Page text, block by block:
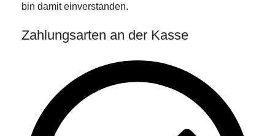
bin damit einverstanden.
Zahlungsarten an der Kasse